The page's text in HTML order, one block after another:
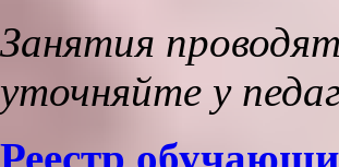
Занятия
уточняйте у
Реестр